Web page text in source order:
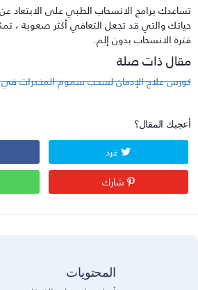
برامج الانسحاب الطبي على الابتعاد عن
والتي قد تجعل التعافي أكثر صعوبة ،
الانسحاب بدون إلم.
ذات صلة
علاج الإدمان لسحب سموم المخدرات في
المقال؟
غرد
شارك
المحتويات